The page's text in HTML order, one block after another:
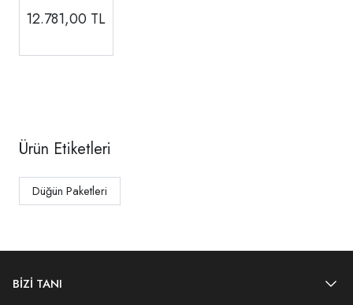
12.781,00 TL
Ürün Etiketleri
Düğün Paketleri
BİZİ TANI